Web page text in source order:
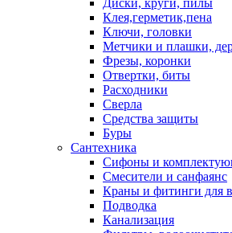
Диски, круги, пилы
Клея,герметик,пена
Ключи, головки
Метчики и плашки,
Фрезы, коронки
Отвертки, биты
Расходники
Сверла
Средства защиты
Буры
Сантехника
Сифоны и
Смесители и санфаянс
Краны и фитинги для
Подводка
Канализация